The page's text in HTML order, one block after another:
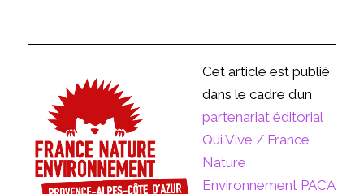
Cet article est publié
dans le cadre d’un
partenariat éditorial
Qui Vive / France
Nature
Environnement PACA